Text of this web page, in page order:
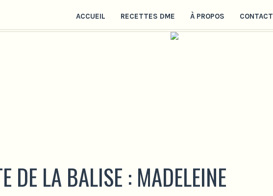
ACCUEIL RECETTES DME À PROPOS CONTACT
DE LA BALISE : MADELEINE